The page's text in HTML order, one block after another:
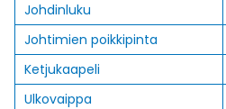
Johdinluku
Johtimien poikkipinta
Ketjukaapeli
Ulkovaippa